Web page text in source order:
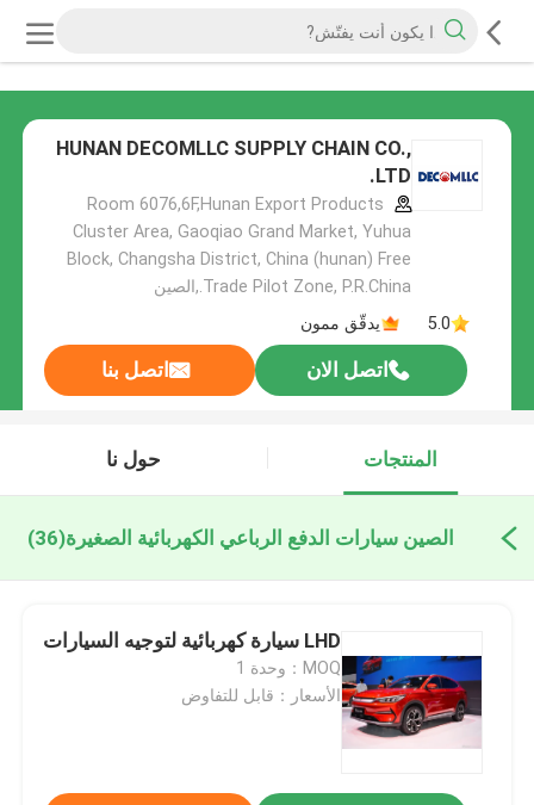
HUNAN DECOMLLC SUPPLY CHAIN CO.,
LTD.
Room 6076,6F,Hunan Export Products
Cluster Area, Gaoqiao Grand Market, Yuhua
Block, Changsha District, China (hunan) Free
Trade Pilot Zone, P.R.China.,الصين
5.0
يدقّق ممون
اتصل الان اتصل بنا
المنتجات حول نا
الصين سيارات الدفع الرباعي الكهربائية الصغيرة(36)
LHD سيارة كهربائية لتوجيه السيارات
MOQ：وحدة 1
الأسعار：قابل للتفاوض